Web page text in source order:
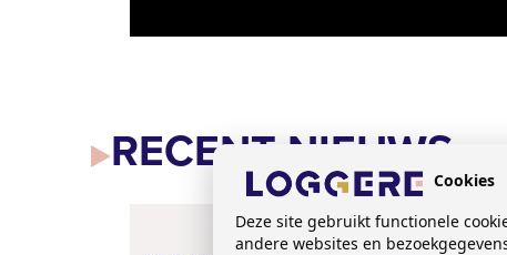
RECENT NIEUWSCookies
Deze site gebruikt functionele
andere websites en